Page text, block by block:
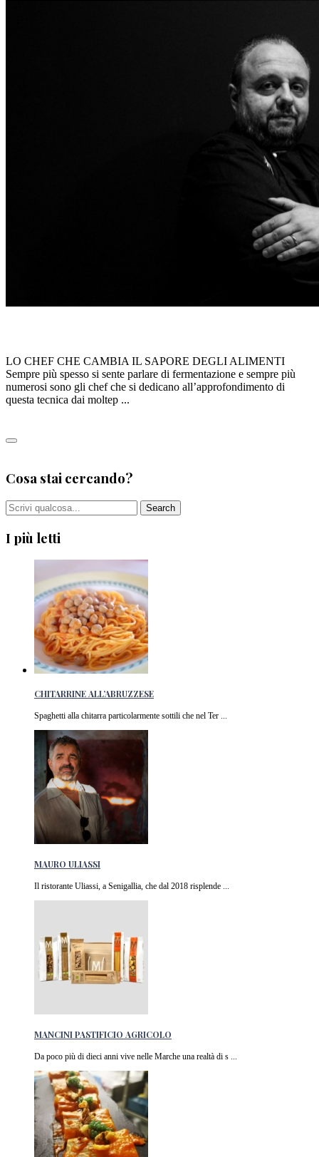
LO CHEF CHE CAMBIA IL SAPORE DEGLI ALIMENTI
Sempre più spesso si sente parlare di fermentazione e sempre più
numerosi sono gli chef che si dedicano all’approfondimento di
questa tecnica dai moltep ...
Cosa stai cercando?
I più letti
CHITARRINE ALL’ABRUZZESE
Spaghetti alla chitarra particolarmente sottili che nel Ter ...
MAURO ULIASSI
Il ristorante Uliassi, a Senigallia, che dal 2018 risplende ...
MANCINI PASTIFICIO AGRICOLO
Da poco più di dieci anni vive nelle Marche una realtà di s ...